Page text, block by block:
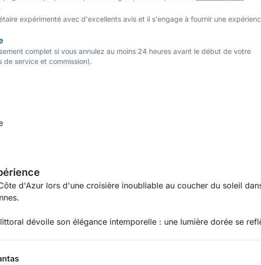
expérimenté avec d'excellents avis et il s'engage à fournir une
complet si vous annulez au moins 24 heures avant le début de votre
de service et commission).
d'Azur lors d'une croisière inoubliable au coucher du soleil
dévoile son élégance intemporelle : une lumière dorée se
s'assombrit doucement. L'atmosphère devient calme et intime,